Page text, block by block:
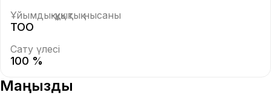
Ұйымдық-құқықтық нысаны
ТОО
Сату үлесі
100 %
Маңызды